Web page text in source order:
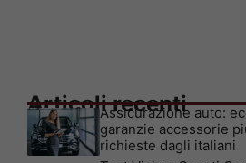
Articoli recenti
Assicurazione auto:
garanzie accessorie
richieste dagli italiani